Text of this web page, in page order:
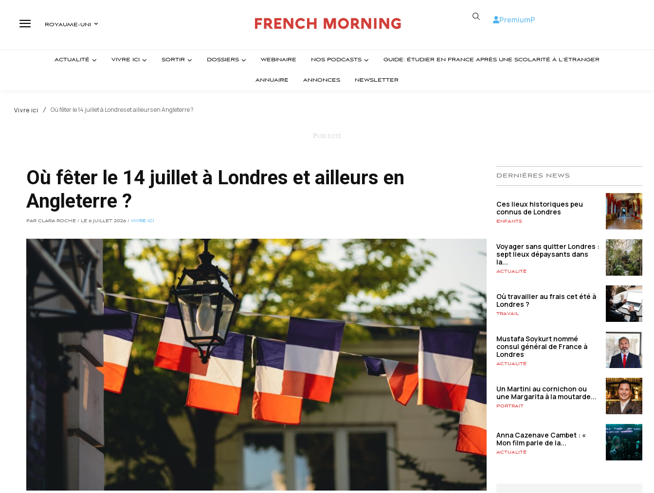
ROYAUME-UNI
PremiumP
ACTUALITÉ VIVRE ICI SORTIR DOSSIERS WEBINAIRE NOS PODCASTS GUIDE: ÉTUDIER EN FRANCE APRÈS UNE SCOLARITÉ À L’ÉTRANGER
ANNUAIRE ANNONCES NEWSLETTER
Vivre ici Où fêter le 14 juillet à Londres et ailleurs en Angleterre ?
Où fêter le 14 juillet à Londres et ailleurs en
Angleterre ?
PAR CLARA ROCHE / LE 6 JUILLET 2026 / VIVRE ICI
DERNIÈRES NEWS
Ces lieux historiques peu
connus de Londres
Enfants
Voyager sans quitter Londres :
sept lieux dépaysants dans
la...
Actualité
Où travailler au frais cet été à
Londres ?
Travail
Mustafa Soykurt nommé
consul général de France à
Londres
Actualité
Un Martini au cornichon ou
une Margarita à la moutarde...
Portrait
Anna Cazenave Cambet : «
Mon film parle de la...
Actualité